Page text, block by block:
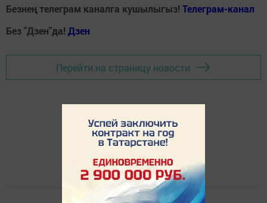
Безнең телеграм каналга кушылыгыз! Телеграм-канал
Без "Дзен"да! Дзен
Перейти на страницу новости